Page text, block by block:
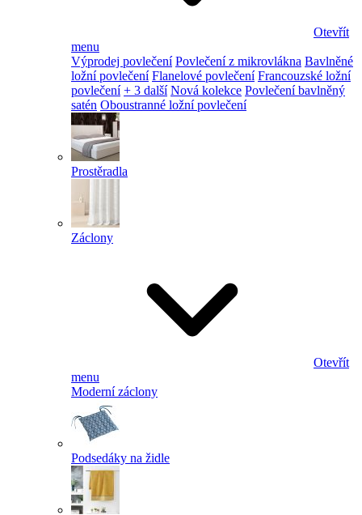
Otevřít
menu
Výprodej povlečení Povlečení z mikrovlákna Bavlněné
ložní povlečení Flanelové povlečení Francouzské ložní
povlečení + 3 další Nová kolekce Povlečení bavlněný
satén Oboustranné ložní povlečení
Prostěradla
Záclony
Otevřít
menu
Moderní záclony
Podsedáky na židle